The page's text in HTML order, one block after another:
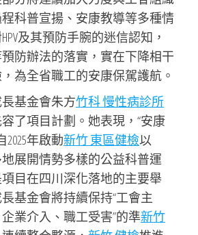
科普宣揚、安康教導等多種情
及其預防手腕的迷信認知，
防辦法的落實，實在下降相干
為全省職工的安康保駕護航。
基金會朱方竹科 慢性病診所
了項目計劃。她表現，“安康
2025年啟動新竹 東區健檢以
展開情勢多樣的公益科普運
目在四川深化落地的主要舉
基金會將持續保持“工會主
業介入、職工受害”的準新竹